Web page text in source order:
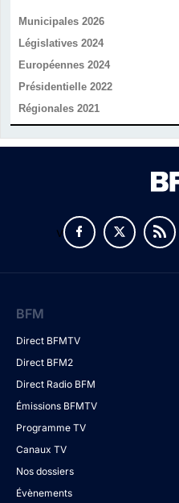
Municipales 2026
Législatives 2024
Européennes 2024
Présidentielle 2022
Régionales 2021
v
BFM
Direct BFMTV
Direct BFM2
Direct Radio BFM
Émissions BFMTV
Programme TV
Canaux TV
Nos dossiers
Évènements